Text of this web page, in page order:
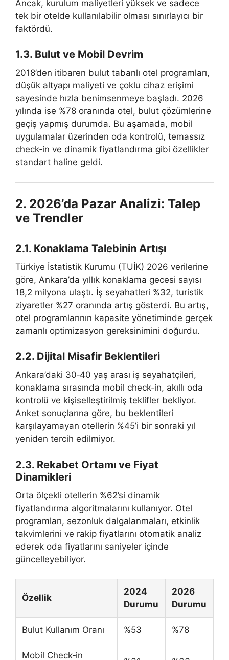
Ancak, kurulum maliyetleri yüksek ve sadece
tek bir otelde kullanılabilir olması sınırlayıcı bir
faktördü.
1.3. Bulut ve Mobil Devrim
2018’den itibaren bulut tabanlı otel programları,
düşük altyapı maliyeti ve çoklu cihaz erişimi
sayesinde hızla benimsenmeye başladı. 2026
yılında ise %78 oranında otel, bulut çözümlerine
geçiş yapmış durumda. Bu aşamada, mobil
uygulamalar üzerinden oda kontrolü, temassız
check‑in ve dinamik fiyatlandırma gibi özellikler
standart haline geldi.
2. 2026’da Pazar Analizi: Talep
ve Trendler
2.1. Konaklama Talebinin Artışı
Türkiye İstatistik Kurumu (TUİK) 2026 verilerine
göre, Ankara’da yıllık konaklama gecesi sayısı
18,2 milyona ulaştı. İş seyahatleri %32, turistik
ziyaretler %27 oranında artış gösterdi. Bu artış,
otel programlarının kapasite yönetiminde gerçek
zamanlı optimizasyon gereksinimini doğurdu.
2.2. Dijital Misafir Beklentileri
Ankara’daki 30‑40 yaş arası iş seyahatçileri,
konaklama sırasında mobil check‑in, akıllı oda
kontrolü ve kişiselleştirilmiş teklifler bekliyor.
Anket sonuçlarına göre, bu beklentileri
karşılayamayan otellerin %45’i bir sonraki yıl
yeniden tercih edilmiyor.
2.3. Rekabet Ortamı ve Fiyat
Dinamikleri
Orta ölçekli otellerin %62’si dinamik
fiyatlandırma algoritmalarını kullanıyor. Otel
programları, sezonluk dalgalanmaları, etkinlik
takvimlerini ve rakip fiyatlarını otomatik analiz
ederek oda fiyatlarını saniyeler içinde
güncelleyebiliyor.
Özellik
2024
Durumu
2026
Durumu
Bulut Kullanım Oranı %53 %78
Mobil Check‑in